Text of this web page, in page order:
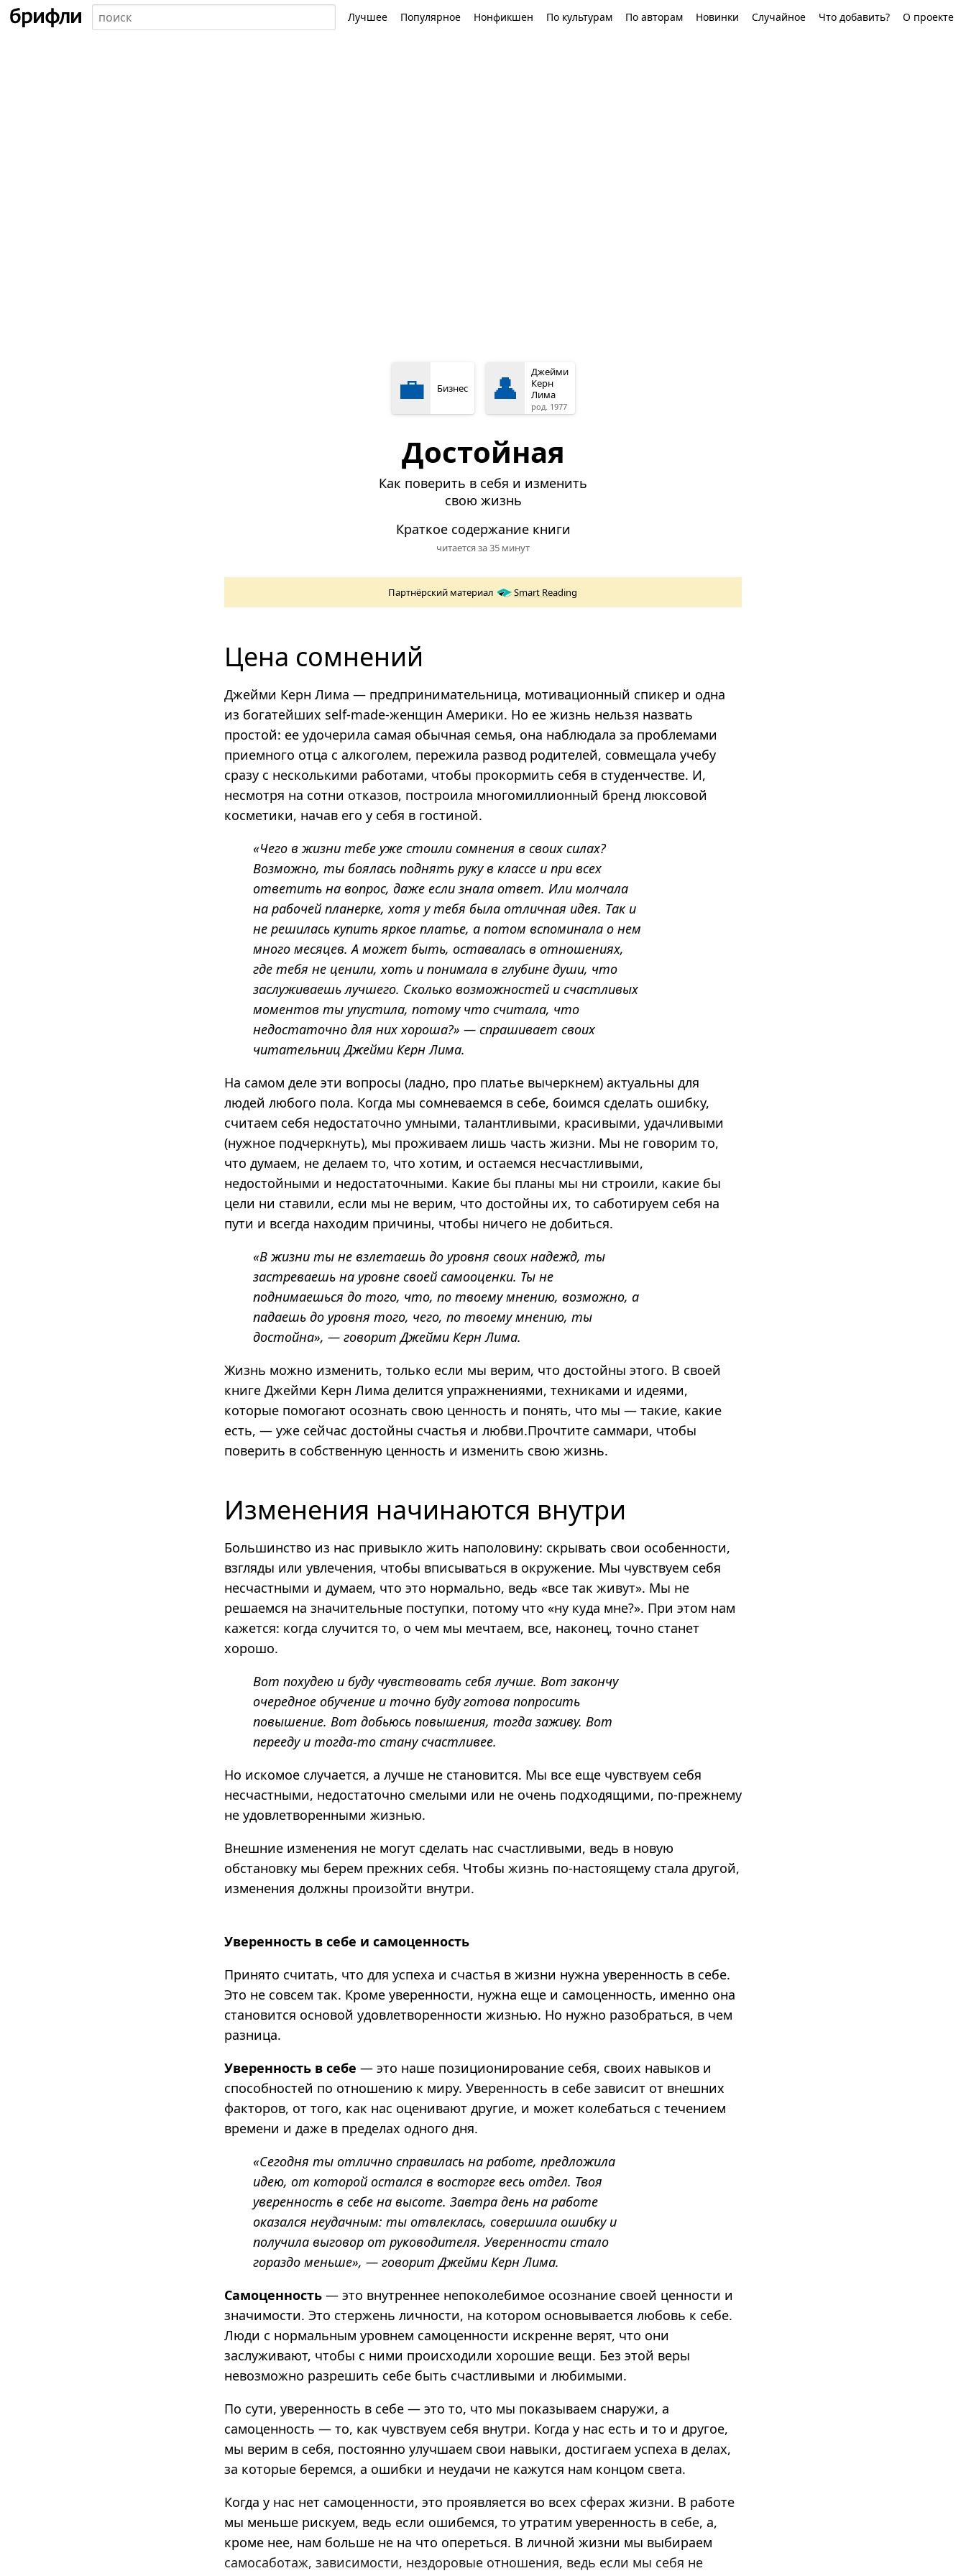
Лучшее Популярное Нонфикшен По культурам По авторам Новинки Случайное Что добавить? О проекте
💼 Бизнес 👤
Джейми
Керн
Лима
род. 1977
Достойная
Как поверить в себя и изменить
свою жизнь
Краткое содержание книги
читается за 35 минут
Партнёрский материал Smart Reading
Цена сомнений
Джейми Керн Лима — предпринимательница, мотивационный спикер и одна
из богатейших self-made-женщин Америки. Но ее жизнь нельзя назвать
простой: ее удочерила самая обычная семья, она наблюдала за проблемами
приемного отца с алкоголем, пережила развод родителей, совмещала учебу
сразу с несколькими работами, чтобы прокормить себя в студенчестве. И,
несмотря на сотни отказов, построила многомиллионный бренд люксовой
косметики, начав его у себя в гостиной.
«Чего в жизни тебе уже стоили сомнения в своих силах?
Возможно, ты боялась поднять руку в классе и при всех
ответить на вопрос, даже если знала ответ. Или молчала
на рабочей планерке, хотя у тебя была отличная идея. Так и
не решилась купить яркое платье, а потом вспоминала о нем
много месяцев. А может быть, оставалась в отношениях,
где тебя не ценили, хоть и понимала в глубине души, что
заслуживаешь лучшего. Сколько возможностей и счастливых
моментов ты упустила, потому что считала, что
недостаточно для них хороша?» — спрашивает своих
читательниц Джейми Керн Лима.
На самом деле эти вопросы (ладно, про платье вычеркнем) актуальны для
людей любого пола. Когда мы сомневаемся в себе, боимся сделать ошибку,
считаем себя недостаточно умными, талантливыми, красивыми, удачливыми
(нужное подчеркнуть), мы проживаем лишь часть жизни. Мы не говорим то,
что думаем, не делаем то, что хотим, и остаемся несчастливыми,
недостойными и недостаточными. Какие бы планы мы ни строили, какие бы
цели ни ставили, если мы не верим, что достойны их, то саботируем себя на
пути и всегда находим причины, чтобы ничего не добиться.
«В жизни ты не взлетаешь до уровня своих надежд, ты
застреваешь на уровне своей самооценки. Ты не
поднимаешься до того, что, по твоему мнению, возможно, а
падаешь до уровня того, чего, по твоему мнению, ты
достойна», — говорит Джейми Керн Лима.
Жизнь можно изменить, только если мы верим, что достойны этого. В своей
книге Джейми Керн Лима делится упражнениями, техниками и идеями,
которые помогают осознать свою ценность и понять, что мы — такие, какие
есть, — уже сейчас достойны счастья и любви.Прочтите саммари, чтобы
поверить в собственную ценность и изменить свою жизнь.
Изменения начинаются внутри
Большинство из нас привыкло жить наполовину: скрывать свои особенности,
взгляды или увлечения, чтобы вписываться в окружение. Мы чувствуем себя
несчастными и думаем, что это нормально, ведь «все так живут». Мы не
решаемся на значительные поступки, потому что «ну куда мне?». При этом нам
кажется: когда случится то, о чем мы мечтаем, все, наконец, точно станет
хорошо.
Вот похудею и буду чувствовать себя лучше. Вот закончу
очередное обучение и точно буду готова попросить
повышение. Вот добьюсь повышения, тогда заживу. Вот
перееду и тогда‑то стану счастливее.
Но искомое случается, а лучше не становится. Мы все еще чувствуем себя
несчастными, недостаточно смелыми или не очень подходящими, по-прежнему
не удовлетворенными жизнью.
Внешние изменения не могут сделать нас счастливыми, ведь в новую
обстановку мы берем прежних себя. Чтобы жизнь по-настоящему стала другой,
изменения должны произойти внутри.
Уверенность в себе и самоценность
Принято считать, что для успеха и счастья в жизни нужна уверенность в себе.
Это не совсем так. Кроме уверенности, нужна еще и самоценность, именно она
становится основой удовлетворенности жизнью. Но нужно разобраться, в чем
разница.
Уверенность в себе — это наше позиционирование себя, своих навыков и
способностей по отношению к миру. Уверенность в себе зависит от внешних
факторов, от того, как нас оценивают другие, и может колебаться с течением
времени и даже в пределах одного дня.
«Сегодня ты отлично справилась на работе, предложила
идею, от которой остался в восторге весь отдел. Твоя
уверенность в себе на высоте. Завтра день на работе
оказался неудачным: ты отвлеклась, совершила ошибку и
получила выговор от руководителя. Уверенности стало
гораздо меньше», — говорит Джейми Керн Лима.
Самоценность — это внутреннее непоколебимое осознание своей ценности и
значимости. Это стержень личности, на котором основывается любовь к себе.
Люди с нормальным уровнем самоценности искренне верят, что они
заслуживают, чтобы с ними происходили хорошие вещи. Без этой веры
невозможно разрешить себе быть счастливыми и любимыми.
По сути, уверенность в себе — это то, что мы показываем снаружи, а
самоценность — то, как чувствуем себя внутри. Когда у нас есть и то и другое,
мы верим в себя, постоянно улучшаем свои навыки, достигаем успеха в делах,
за которые беремся, а ошибки и неудачи не кажутся нам концом света.
Когда у нас нет самоценности, это проявляется во всех сферах жизни. В работе
мы меньше рискуем, ведь если ошибемся, то утратим уверенность в себе, а,
кроме нее, нам больше не на что опереться. В личной жизни мы выбираем
самосаботаж, зависимости, нездоровые отношения, ведь если мы себя не